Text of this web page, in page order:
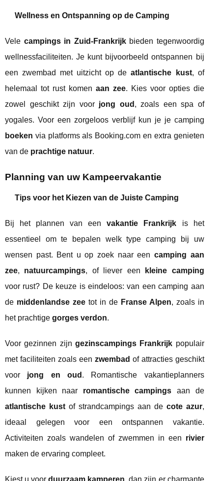
Wellness en Ontspanning op de Camping
Vele campings in Zuid-Frankrijkbieden tegenwoordig
wellnessfaciliteiten. Je kunt bijvoorbeeld ontspannen bij
een zwembad met uitzicht op deatlantische kust, of
helemaal tot rust komen aan zee. Kies voor opties die
zowel geschikt zijn voor jong oud , zoals een spa of
yogales. Voor een zorgeloos verblijf kun je je camping
boeken via platforms als Booking.com en extra genieten
van de prachtige natuur.
Planning van uw Kampeervakantie
Tips voor het Kiezen van de Juiste Camping
Bij het plannen van eenvakantie Frankrijk is het
essentieel om te bepalen welk type camping bij uw
wensen past. Bent u op zoek naar een camping aan
zee, natuurcampings, of liever een
kleine camping
voor rust? De keuze is eindeloos: van een camping aan
de middenlandse zeetot in de Franse Alpen, zoals in
het prachtige gorges verdon.
Voor gezinnen zijn gezinscampings Frankrijk populair
met faciliteiten zoals een zwembad of attracties geschikt
voor jong en oud . Romantische vakantieplanners
kunnen kijken naar romantische campings aan de
atlantische kustof strandcampings aan de cote azur,
ideaal gelegen voor een ontspannen vakantie.
Activiteiten zoals wandelen of zwemmen in een rivier
maken de ervaring compleet.